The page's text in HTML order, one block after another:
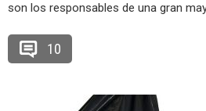
son los responsables de una gran
10